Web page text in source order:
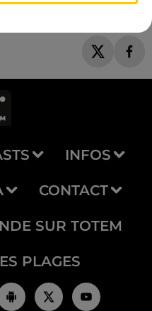
INFOS
CONTACT
SUR TOTEM
PLAGES